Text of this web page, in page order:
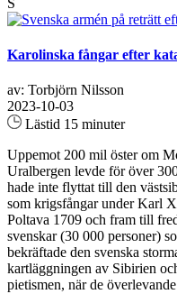
Karolinska fångar efter
av: Torbjörn Nilsson
2023-10-03
Lästid 15 minuter
Uppemot 200 mil öster om
Uralbergen levde för över
hade inte flyttat till den
som krigsfångar under Karl
Poltava 1709 och fram till
svenskar (30 000 personer)
bekräftade den svenska
kartläggningen av Sibirien
pietismen, när de